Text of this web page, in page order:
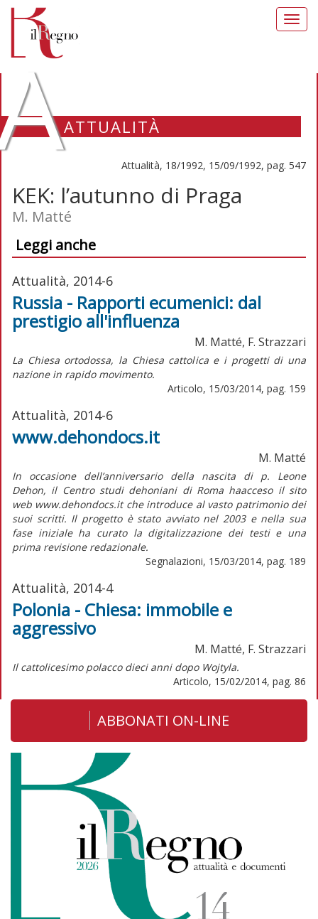
ATTUALITÀ
Attualità, 18/1992, 15/09/1992, pag. 547
KEK: l’autunno di Praga
M. Matté
Leggi anche
Attualità, 2014-6
Russia - Rapporti ecumenici: dal
prestigio all'influenza
M. Matté, F. Strazzari
La Chiesa ortodossa, la Chiesa cattolica e i progetti di una
nazione in rapido movimento.
Articolo, 15/03/2014, pag. 159
Attualità, 2014-6
www.dehondocs.it
M. Matté
In occasione dell’anniversario della nascita di p. Leone
Dehon, il Centro studi dehoniani di Roma haacceso il sito
web www.dehondocs.it che introduce al vasto patrimonio dei
suoi scritti. Il progetto è stato avviato nel 2003 e nella sua
fase iniziale ha curato la digitalizzazione dei testi e una
prima revisione redazionale.
Segnalazioni, 15/03/2014, pag. 189
Attualità, 2014-4
Polonia - Chiesa: immobile e
aggressivo
M. Matté, F. Strazzari
Il cattolicesimo polacco dieci anni dopo Wojtyla.
Articolo, 15/02/2014, pag. 86
ABBONATI ON-LINE